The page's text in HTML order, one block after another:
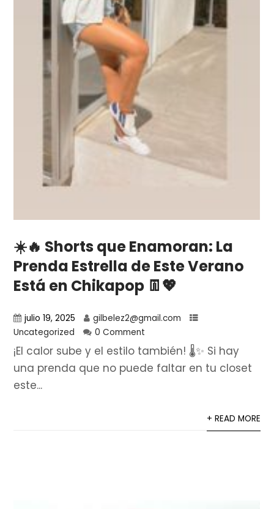
☀️🔥 Shorts que Enamoran: La
Prenda Estrella de Este Verano
Está en Chikapop 👖💖
julio 19, 2025
gilbelez2@gmail.com
Uncategorized
0 Comment
¡El calor sube y el estilo también! 🌡️✨ Si hay
una prenda que no puede faltar en tu closet
este...
+ READ MORE